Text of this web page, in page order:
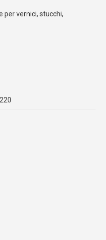
per vernici, stucchi,